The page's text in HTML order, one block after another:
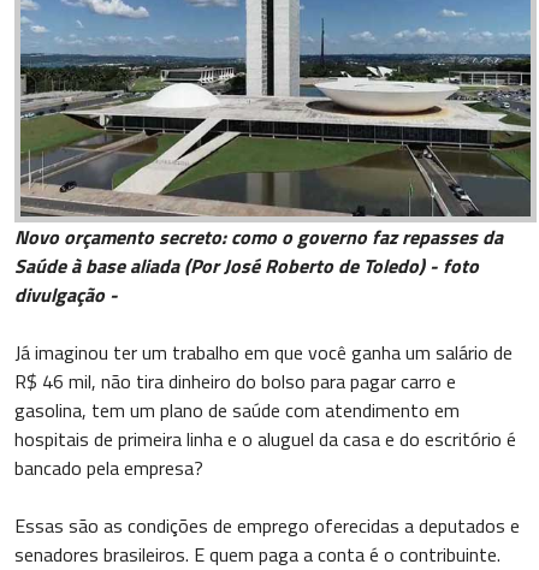
Novo orçamento secreto: como o governo faz repasses da
Saúde à base aliada (Por José Roberto de Toledo) - foto
divulgação -
Já imaginou ter um trabalho em que você ganha um salário de
R$ 46 mil, não tira dinheiro do bolso para pagar carro e
gasolina, tem um plano de saúde com atendimento em
hospitais de primeira linha e o aluguel da casa e do escritório é
bancado pela empresa?
Essas são as condições de emprego oferecidas a deputados e
senadores brasileiros. E quem paga a conta é o contribuinte.